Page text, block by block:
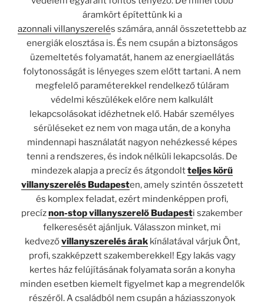
áramkört építettünk ki a
azonnali villanyszerelés számára, annál összetettebb az
energiák elosztása is. És nem csupán a biztonságos
üzemeltetés folyamatát, hanem az energiaellátás
folytonosságát is lényeges szem előtt tartani. A nem
megfelelő paraméterekkel rendelkező túláram
védelmi készülékek előre nem kalkulált
lekapcsolásokat idézhetnek elő. Habár személyes
sérüléseket ez nem von maga után, de a konyha
mindennapi használatát nagyon nehézkessé képes
tenni a rendszeres, és indok nélküli lekapcsolás. De
mindezek alapja a precíz és átgondoltteljes körű
villanyszerelés Budapesten, amely szintén összetett
és komplex feladat, ezért mindenképpen profi,
precíznon-stop villanyszerelő Budapesti szakember
felkeresését ajánljuk. Válasszon minket, mi
kedvezővillanyszerelés árakkínálatával várjuk Önt,
profi, szakképzett szakemberekkel! Egy lakás vagy
kertes ház felújításának folyamata során a konyha
minden esetben kiemelt figyelmet kap a megrendelők
részéről. A családból nem csupán a háziasszonyok